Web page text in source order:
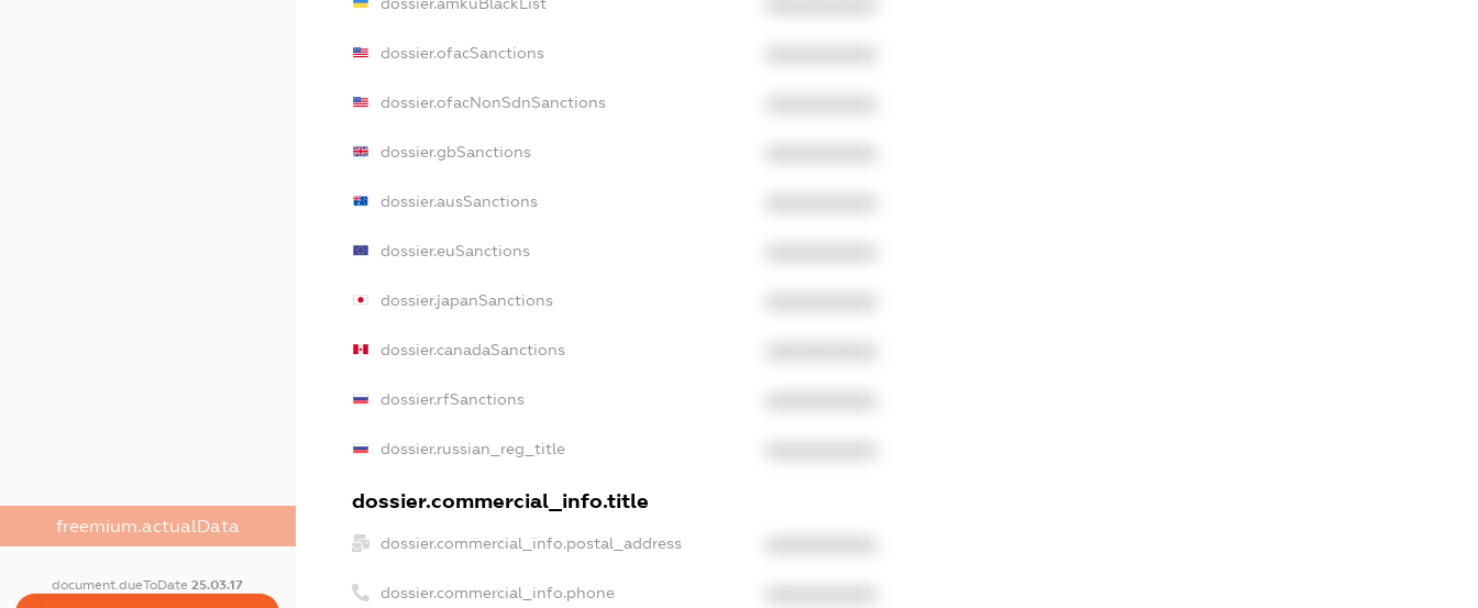
freemium.actualData
document.dueToDate25.03.17
dossier.amkuBlackList
dossier.ofacSanctions
dossier.ofacNonSdnSanctions
dossier.gbSanctions
dossier.ausSanctions
dossier.euSanctions
dossier.japanSanctions
dossier.canadaSanctions
dossier.rfSanctions
dossier.russian_reg_title
dossier.commercial_info.title
dossier.commercial_info.postal_address
dossier.commercial_info.phone